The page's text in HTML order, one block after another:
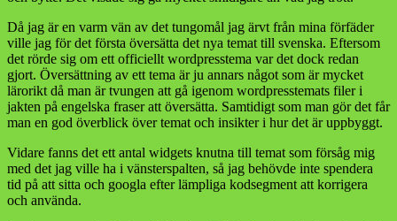
Då jag är en varm vän av det tungomål jag ärvt från mina förfäder
ville jag för det första översätta det nya temat till svenska. Eftersom
det rörde sig om ett officiellt wordpresstema var det dock redan
gjort. Översättning av ett tema är ju annars något som är mycket
lärorikt då man är tvungen att gå igenom wordpresstemats filer i
jakten på engelska fraser att översätta. Samtidigt som man gör det får
man en god överblick över temat och insikter i hur det är uppbyggt.
Vidare fanns det ett antal widgets knutna till temat som försåg mig
med det jag ville ha i vänsterspalten, så jag behövde inte spendera
tid på att sitta och googla efter lämpliga kodsegment att korrigera
och använda.